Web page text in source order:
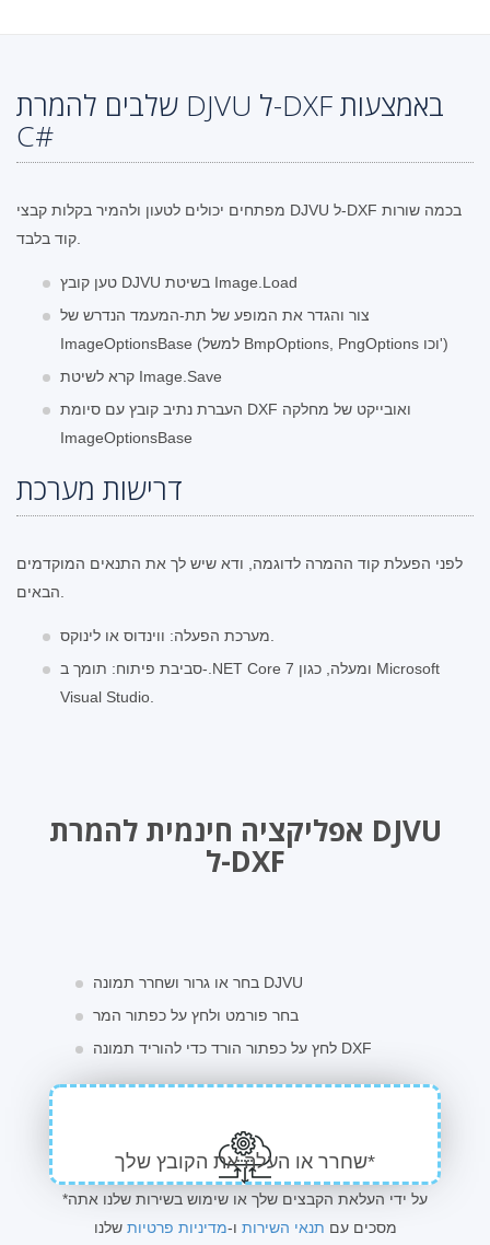
שלבים להמרת DJVU ל-DXF באמצעות
C#
מפתחים יכולים לטעון ולהמיר בקלות קבצי DJVU ל-DXF בכמה שורות
טען קובץ DJVU בשיטת Image.Load
צור והגדר את המופע של תת-המעמד הנדרש של
ImageOptionsBase (למשל BmpOptions, PngOptions וכו')
קרא לשיטת Image.Save
העברת נתיב קובץ עם סיומת DXF ואובייקט של מחלקה
ImageOptionsBase
דרישות מערכת
לפני הפעלת קוד ההמרה לדוגמה, ודא שיש לך את התנאים המוקדמים
סביבת פיתוח: תומך ב-.NET Core 7 ומעלה, כגון Microsoft
Visual Studio.
אפליקציה חינמית להמרת DJVU
ל-DXF
בחר או גרור ושחרר תמונה DJVU
בחר פורמט ולחץ על כפתור המר
לחץ על כפתור הורד כדי להוריד תמונה DXF
שחרר או העלה את הקובץ שלך*
*על ידי העלאת הקבצים שלך או שימוש בשירות שלנו אתה
מסכים עם תנאי השירות ו-מדיניות פרטיות שלנו